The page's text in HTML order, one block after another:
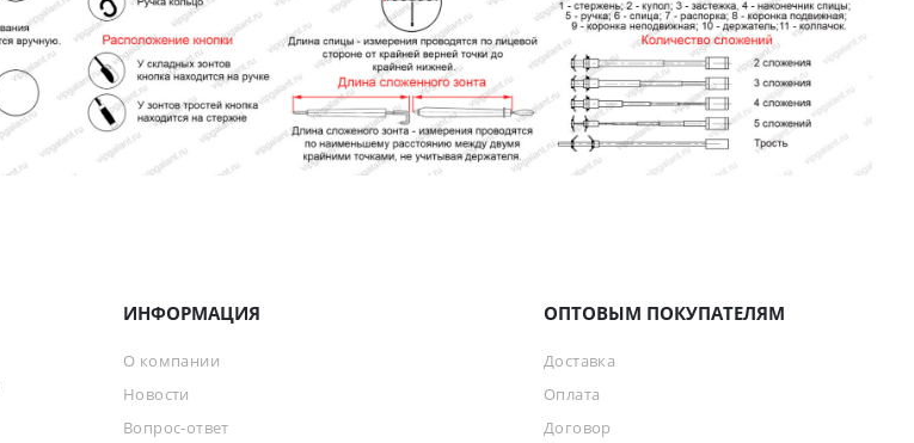
ИНФОРМАЦИЯ
О компании
Новости
Вопрос-ответ
ОПТОВЫМ ПОКУПАТЕЛЯМ
Доставка
Оплата
Договор